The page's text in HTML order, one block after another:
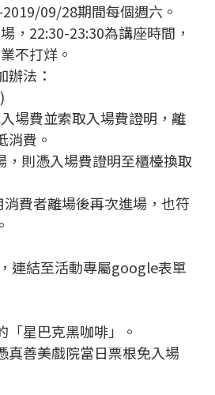
09/28期間每個週六。
，22:30-23:30為講座時間，
不打烊。
辦法：
場費並索取入場費證明，離
消費。
，則憑入場費證明至櫃檯換取
費者離場後再次進場，也符
連結至活動專屬google表單
星巴克黑咖啡」。
真善美戲院當日票根免入場